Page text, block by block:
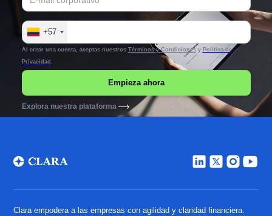
+57
Al crear una cuenta, aceptas nuestros Términos y Condicionesy Política de
Privacidad .
Explora nuestra plataforma
Clara empodera a las empresas con agilidad y claridad financiera.